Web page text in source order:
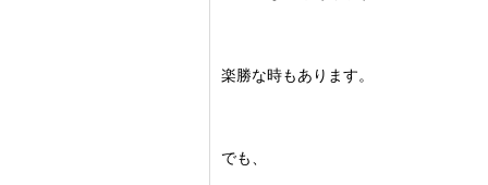
楽勝な時もあります。
でも、